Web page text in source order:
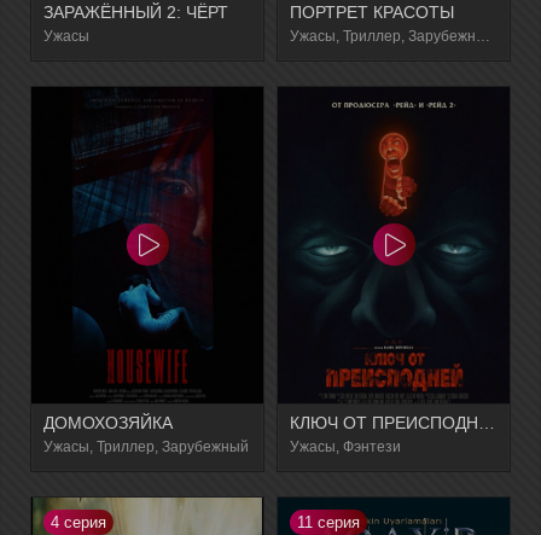
ЗАРАЖЁННЫЙ 2: ЧЁРТ
Ужасы
ПОРТРЕТ КРАСОТЫ
ДОМОХОЗЯЙКА
Ужасы, Триллер, Зарубежный Ужасы, Фэнтези
4 серия 11 серия